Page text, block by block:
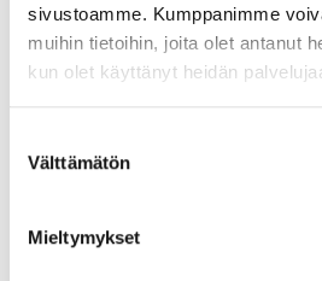
sivustoamme. Kumppanimme
muihin tietoihin, joita olet antanut
kun olet käyttänyt heidän
valinta
Välttämätön
Mieltymykset